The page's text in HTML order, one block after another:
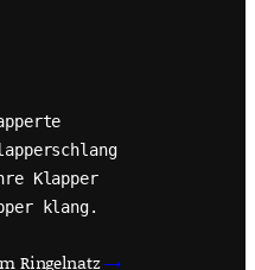
Klapper
klang.
Ringelnatz→